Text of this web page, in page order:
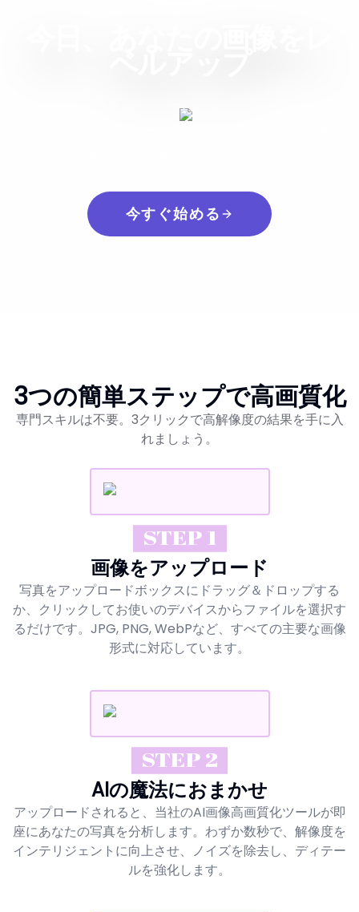
プロ品質の結果を提供するために、当社のツール
今すぐ始める
3つの簡単ステップで高画質化
専門スキルは不要。3クリックで高解像度の結果を手に入
れましょう。
STEP 1
画像をアップロード
写真をアップロードボックスにドラッグ＆ドロップする
か、クリックしてお使いのデバイスからファイルを選択す
るだけです。JPG, PNG, WebPなど、すべての主要な画像
形式に対応しています。
STEP 2
AIの魔法におまかせ
アップロードされると、当社のAI画像高画質化ツールが即
座にあなたの写真を分析します。わずか数秒で、解像度を
インテリジェントに向上させ、ノイズを除去し、ディテー
ルを強化します。